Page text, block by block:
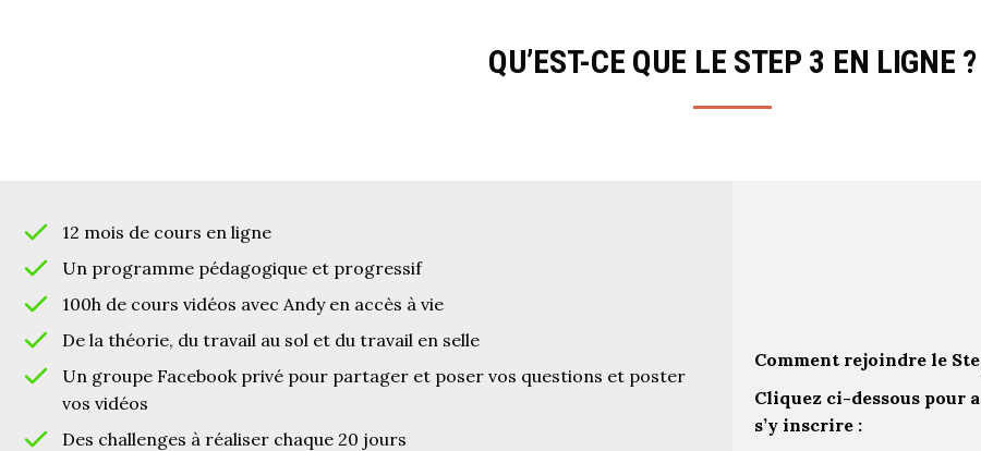
QU’EST-CE QUE LE STEP 3 EN LIGNE ?
12 mois de cours en ligne
Un programme pédagogique et progressif
100h de cours vidéos avec Andy en accès à vie
De la théorie, du travail au sol et du travail en selle
Un groupe Facebook privé pour partager et poser vos questions et poster
vos vidéos
Des challenges à réaliser chaque 20 jours
Comment rejoindre le
Cliquez ci-dessous pour
s’y inscrire :